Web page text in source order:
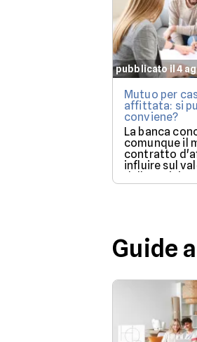
pubblicato il 4
Mutuo per
affittata: si
conviene?
La banca
comunque il
contratto
influire sul
dalla perizia
per poter
Guide